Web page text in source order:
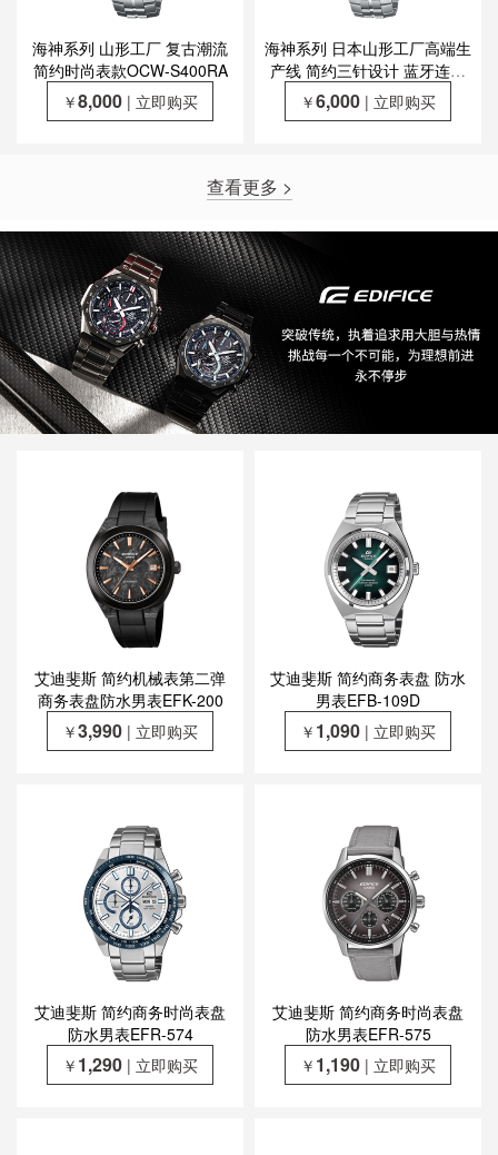
海神系列 山形工厂 复古潮流
简约时尚表款OCW-S400RA
￥8,000 | 立即购买
海神系列 日本山形工厂高端生
产线 简约三针设计 蓝牙连接
防水六局电波太阳能表款
OCW-S400
￥6,000 | 立即购买
查看更多 >
艾迪斐斯 简约机械表第二弹
商务表盘防水男表EFK-200
￥3,990 | 立即购买
艾迪斐斯 简约商务表盘 防水
男表EFB-109D
￥ 1,090 | 立即购买
艾迪斐斯 简约商务时尚表盘
防水男表EFR-574
￥ 1,290 | 立即购买
艾迪斐斯 简约商务时尚表盘
防水男表EFR-575
￥ 1,190 | 立即购买